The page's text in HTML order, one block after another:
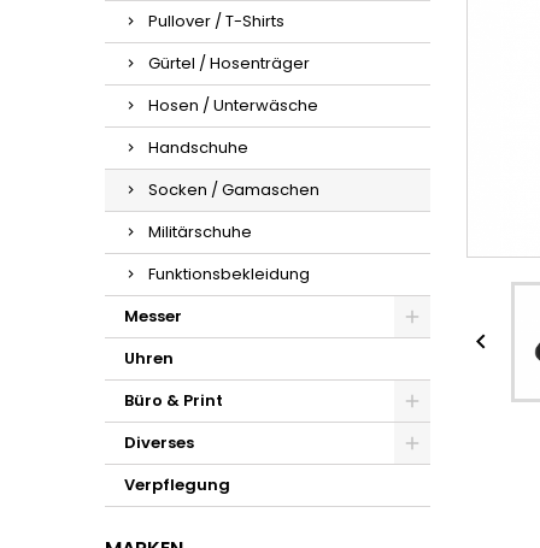
Pullover / T-Shirts
Gürtel / Hosenträger
Hosen / Unterwäsche
Handschuhe
Socken / Gamaschen
Militärschuhe
Funktionsbekleidung
Messer
Uhren
Büro & Print
Diverses
Verpflegung
